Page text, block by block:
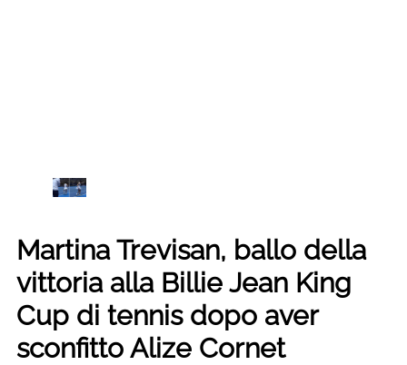
Martina Trevisan, ballo della
vittoria alla Billie Jean King
Cup di tennis dopo aver
sconfitto Alize Cornet